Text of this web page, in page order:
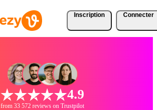
Inscription Connecter
4.9
from 33 572 reviews on Trustpilot